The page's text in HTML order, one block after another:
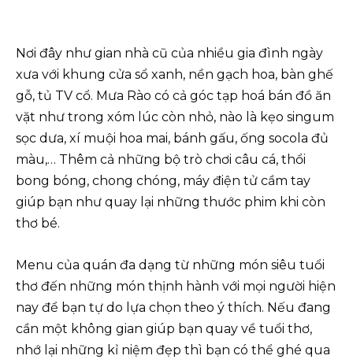
Nơi đây như gian nhà cũ của nhiều gia đình ngày
xưa với khung cửa sổ xanh, nền gạch hoa, bàn ghế
gỗ, tủ TV cổ. Mưa Rào có cả góc tạp hoá bán đồ ăn
vặt như trong xóm lúc còn nhỏ, nào là kẹo singum
sọc dưa, xí muội hoa mai, bánh gấu, ống socola đủ
màu,… Thêm cả những bộ trò chơi câu cá, thổi
bong bóng, chong chóng, máy điện tử cầm tay
giúp bạn như quay lại những thước phim khi còn
thơ bé.
Menu của quán đa dạng từ những món siêu tuổi
thơ đến những món thịnh hành với mọi người hiện
nay để bạn tự do lựa chọn theo ý thích. Nếu đang
cần một không gian giúp bạn quay về tuổi thơ,
nhớ lại những kỉ niệm đẹp thì bạn có thể ghé qua